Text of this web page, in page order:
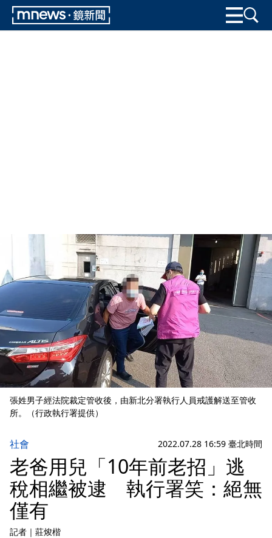
張姓男子經法院裁定管收後，由新北分署執行人員戒護解送至管收
所。（行政執行署提供）
社會 2022.07.28 16:59 臺北時間
老爸用兒「10年前老招」逃
稅相繼被逮 執行署笑：絕無
僅有
記者 ｜ 莊焌楷